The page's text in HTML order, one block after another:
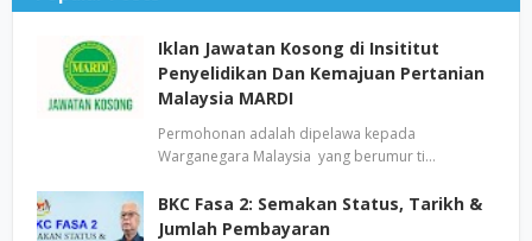
Iklan Jawatan Kosong di Insititut
Penyelidikan Dan Kemajuan Pertanian
Malaysia MARDI
Permohonan adalah dipelawa kepada
Warganegara Malaysia yang berumur ti…
BKC Fasa 2: Semakan Status, Tarikh &
Jumlah Pembayaran